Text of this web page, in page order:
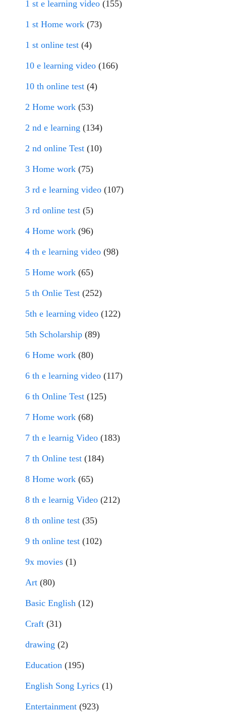
1 st e learning video (155)
1 st Home work (73)
1 st online test (4)
10 e learning video (166)
10 th online test (4)
2 Home work (53)
2 nd e learning (134)
2 nd online Test (10)
3 Home work (75)
3 rd e learning video (107)
3 rd online test (5)
4 Home work (96)
4 th e learning video (98)
5 Home work (65)
5 th Onlie Test (252)
5th e learning video (122)
5th Scholarship (89)
6 Home work (80)
6 th e learning video (117)
6 th Online Test (125)
7 Home work (68)
7 th e learnig Video (183)
7 th Online test (184)
8 Home work (65)
8 th e learnig Video (212)
8 th online test (35)
9 th online test (102)
9x movies (1)
Art (80)
Basic English (12)
Craft (31)
drawing (2)
Education (195)
English Song Lyrics (1)
Entertainment (923)